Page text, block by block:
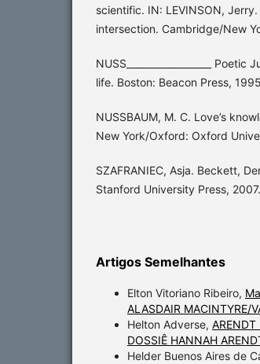
scientific. IN: LEVINSON,
intersection. Cambridge/New
NUSS__________________
life. Boston: Beacon Press,
NUSSBAUM, M. C. Love’s
New York/Oxford: Oxford
SZAFRANIEC, Asja. Beckett,
Stanford University Press, 2007.
Artigos Semelhantes
Elton Vitoriano Ribeiro,
ALASDAIR MACINTYRE/
Helton Adverse, ARENDT
DOSSIÊ HANNAH
Helder Buenos Aires de